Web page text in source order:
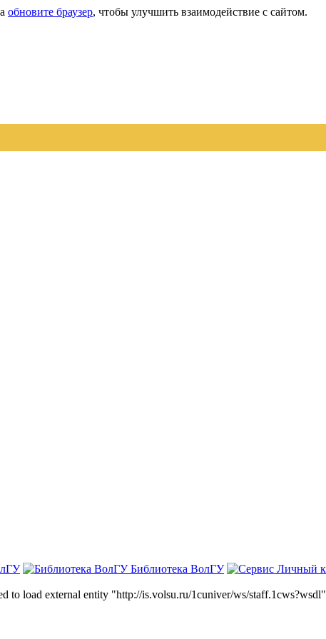
обновите браузер, чтобы улучшить взаимодействие с сайтом.
Библиотека ВолГУ
load external entity "http://is.volsu.ru/1cuniver/ws/staff.1cws?wsdl"